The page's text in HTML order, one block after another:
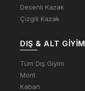
Desenli Kazak
Çizgili Kazak
DIŞ & ALT GIYIM
Tüm Dış Giyim
Mont
Kaban